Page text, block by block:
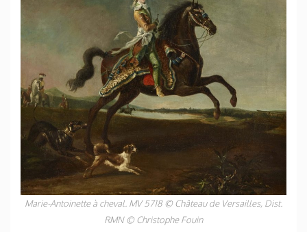
Marie-Antoinette à cheval. MV 5718 © Château de Versailles, Dist.
RMN © Christophe Fouin